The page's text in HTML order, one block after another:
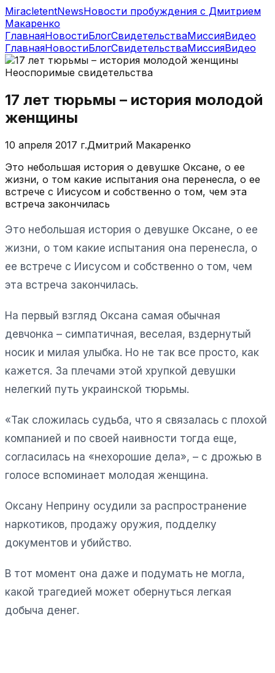
MiracletentNewsНовости пробуждения с Дмитрием
Макаренко
ГлавнаяНовостиБлогСвидетельстваМиссияВидео
ГлавнаяНовостиБлогСвидетельстваМиссияВидео
Неоспоримые свидетельства
17 лет тюрьмы – история молодой
женщины
10 апреля 2017 г.Дмитрий Макаренко
Это небольшая история о девушке Оксане, о ее
жизни, о том какие испытания она перенесла, о ее
встрече с Иисусом и собственно о том, чем эта
встреча закончилась
Это небольшая история о девушке Оксане, о ее
жизни, о том какие испытания она перенесла, о
ее встрече с Иисусом и собственно о том, чем
эта встреча закончилась.
На первый взгляд Оксана самая обычная
девчонка – симпатичная, веселая, вздернутый
носик и милая улыбка. Но не так все просто, как
кажется. За плечами этой хрупкой девушки
нелегкий путь украинской тюрьмы.
«Так сложилась судьба, что я связалась с плохой
компанией и по своей наивности тогда еще,
согласилась на «нехорошие дела», – с дрожью в
голосе вспоминает молодая женщина.
Оксану Неприну осудили за распространение
наркотиков, продажу оружия, подделку
документов и убийство.
В тот момент она даже и подумать не могла,
какой трагедией может обернуться легкая
добыча денег.